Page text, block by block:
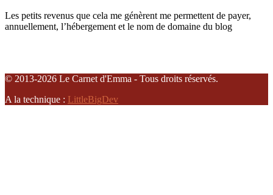
Les petits revenus que cela me génèrent me permettent de payer,
annuellement, l’hébergement et le nom de domaine du blog
© 2013-2026 Le Carnet d'Emma - Tous droits réservés.
A la technique : LittleBigDev